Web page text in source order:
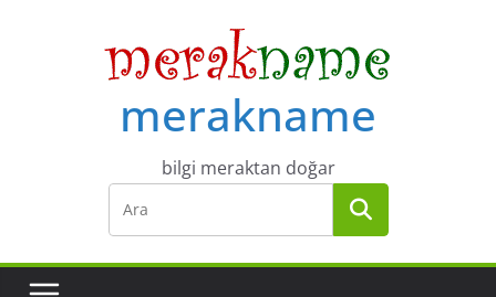
merakname
bilgi meraktan doğar